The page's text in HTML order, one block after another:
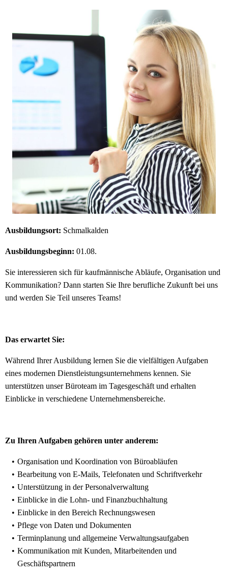
Ausbildungsort: Schmalkalden
Ausbildungsbeginn: 01.08.
Sie interessieren sich für kaufmännische Abläufe, Organisation und
Kommunikation? Dann starten Sie Ihre berufliche Zukunft bei uns
und werden Sie Teil unseres Teams!
Das erwartet Sie:
Während Ihrer Ausbildung lernen Sie die vielfältigen Aufgaben
eines modernen Dienstleistungsunternehmens kennen. Sie
unterstützen unser Büroteam im Tagesgeschäft und erhalten
Einblicke in verschiedene Unternehmensbereiche.
Zu Ihren Aufgaben gehören unter anderem:
Organisation und Koordination von Büroabläufen
Bearbeitung von E-Mails, Telefonaten und Schriftverkehr
Unterstützung in der Personalverwaltung
Einblicke in die Lohn- und Finanzbuchhaltung
Einblicke in den Bereich Rechnungswesen
Pflege von Daten und Dokumenten
Terminplanung und allgemeine Verwaltungsaufgaben
Kommunikation mit Kunden, Mitarbeitenden und
Geschäftspartnern